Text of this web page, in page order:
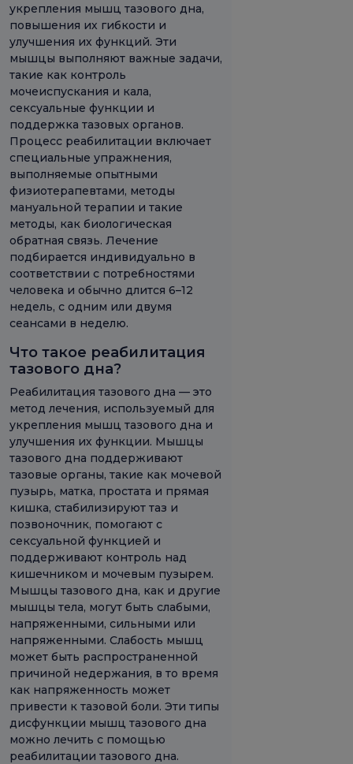
укрепления мышц тазового дна,
повышения их гибкости и
улучшения их функций. Эти
мышцы выполняют важные задачи,
такие как контроль
мочеиспускания и кала,
сексуальные функции и
поддержка тазовых органов.
Процесс реабилитации включает
специальные упражнения,
выполняемые опытными
физиотерапевтами, методы
мануальной терапии и такие
методы, как биологическая
обратная связь. Лечение
подбирается индивидуально в
соответствии с потребностями
человека и обычно длится 6–12
недель, с одним или двумя
сеансами в неделю.
Что такое реабилитация
тазового дна?
Реабилитация тазового дна — это
метод лечения, используемый для
укрепления мышц тазового дна и
улучшения их функции. Мышцы
тазового дна поддерживают
тазовые органы, такие как мочевой
пузырь, матка, простата и прямая
кишка, стабилизируют таз и
позвоночник, помогают с
сексуальной функцией и
поддерживают контроль над
кишечником и мочевым пузырем.
Мышцы тазового дна, как и другие
мышцы тела, могут быть слабыми,
напряженными, сильными или
напряженными. Слабость мышц
может быть распространенной
причиной недержания, в то время
как напряженность может
привести к тазовой боли. Эти типы
дисфункции мышц тазового дна
можно лечить с помощью
реабилитации тазового дна.